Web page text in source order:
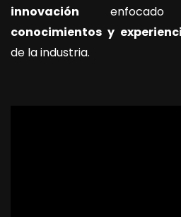
innovación enfocado
conocimientos y
de la industria.